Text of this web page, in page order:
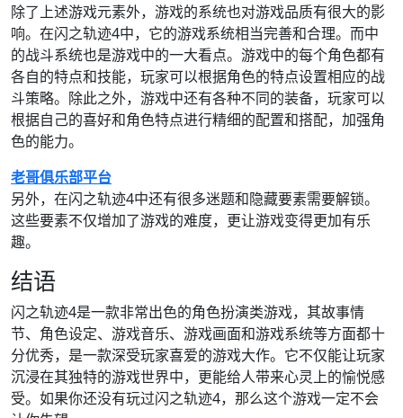
除了上述游戏元素外，游戏的系统也对游戏品质有很大的影
响。在闪之轨迹4中，它的游戏系统相当完善和合理。而中
的战斗系统也是游戏中的一大看点。游戏中的每个角色都有
各自的特点和技能，玩家可以根据角色的特点设置相应的战
斗策略。除此之外，游戏中还有各种不同的装备，玩家可以
根据自己的喜好和角色特点进行精细的配置和搭配，加强角
色的能力。
老哥俱乐部平台
另外，在闪之轨迹4中还有很多迷题和隐藏要素需要解锁。
这些要素不仅增加了游戏的难度，更让游戏变得更加有乐
趣。
结语
闪之轨迹4是一款非常出色的角色扮演类游戏，其故事情
节、角色设定、游戏音乐、游戏画面和游戏系统等方面都十
分优秀，是一款深受玩家喜爱的游戏大作。它不仅能让玩家
沉浸在其独特的游戏世界中，更能给人带来心灵上的愉悦感
受。如果你还没有玩过闪之轨迹4，那么这个游戏一定不会